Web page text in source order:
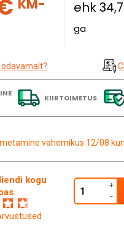
KM-
ehk
ga
odavamalt?
KIIRTOIMETUS
vahemikus 12/08
kogu